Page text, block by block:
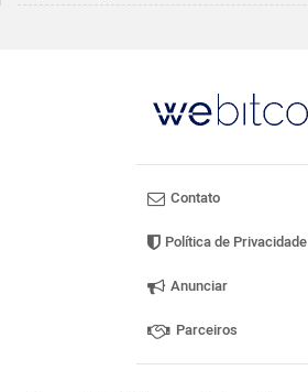
Contato
Política de Privacidade
Anunciar
Parceiros